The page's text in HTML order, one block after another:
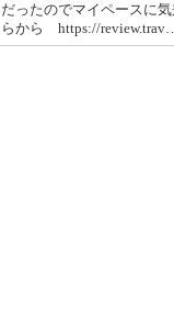
だったのでマイペースに
らから https://